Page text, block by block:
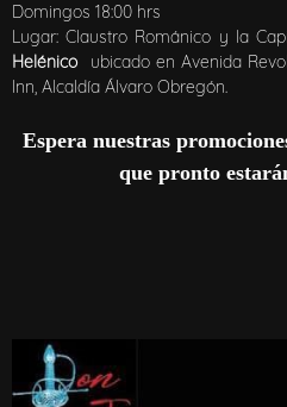
Domingos 18:00 hrs
Lugar: Claustro Románico y la
Helénicoubicado en Avenida
Inn, Alcaldía Álvaro Obregón.
Espera nuestras
que pronto